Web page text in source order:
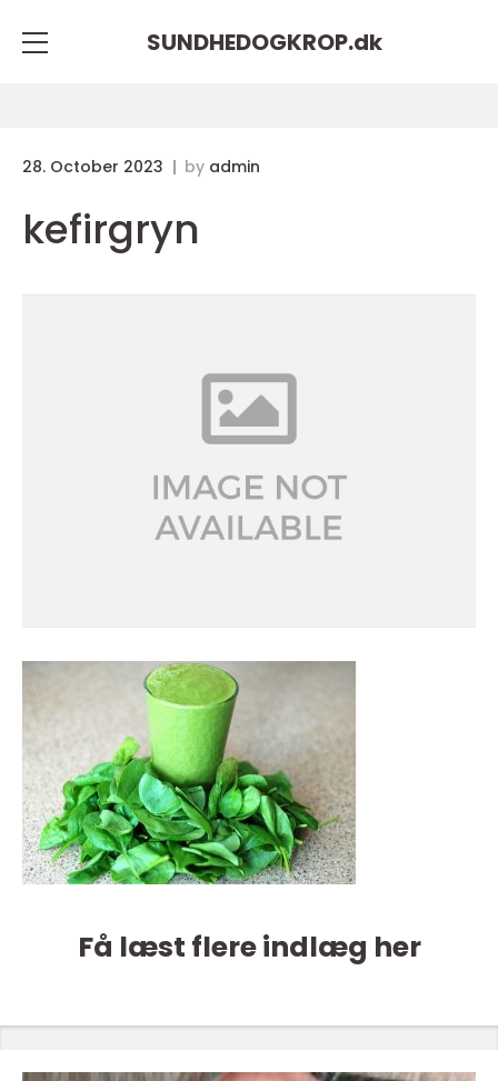
SUNDHEDOGKROP.dk
28. October 2023 by admin
kefirgryn
Få læst flere indlæg her